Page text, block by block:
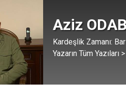
Aziz
Kardeşlik Zamanı:
Yazarın Tüm Yazıları >